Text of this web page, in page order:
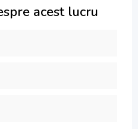
acest lucru